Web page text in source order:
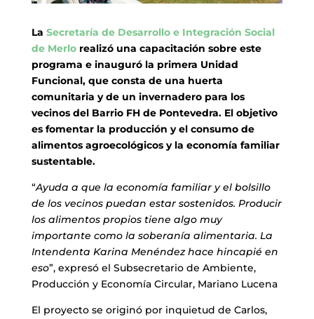
La Secretaría de Desarrollo e Integración Social
de Merlorealizó una capacitación sobre este
programa e inauguró la primera Unidad
Funcional, que consta de una huerta
comunitaria y de un invernadero para los
vecinos del Barrio FH de Pontevedra. El objetivo
es fomentar la producción y el consumo de
alimentos agroecológicos y la economía familiar
sustentable.
“Ayuda a que la economía familiar y el bolsillo
de los vecinos puedan estar sostenidos. Producir
los alimentos propios tiene algo muy
importante como la soberanía alimentaria. La
Intendenta Karina Menéndez hace hincapié en
eso”, expresó el Subsecretario de Ambiente,
Producción y Economía Circular, Mariano Lucena
El proyecto se originó por inquietud de Carlos,